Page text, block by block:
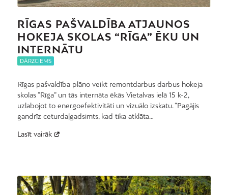
RĪGAS PAŠVALDĪBA ATJAUNOS
HOKEJA SKOLAS “RĪGA” ĒKU UN
INTERNĀTU
DĀRZCIEMS
Rīgas pašvaldība plāno veikt remontdarbus darbus hokeja
skolas “Rīga” un tās internāta ēkās Vietalvas ielā 15 k-2,
uzlabojot to energoefektivitāti un vizuālo izskatu. “Pagājis
gandrīz ceturdaļgadsimts, kad tika atklāta…
Lasīt vairāk